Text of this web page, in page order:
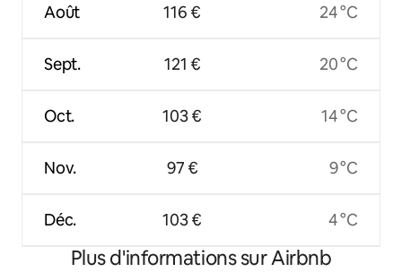
Août
Sept.
Oct.
Nov.
Déc.
116 €
121 €
103 €
97 €
103 €
24 °C
20 °C
14 °C
9 °C
4 °C
Plus d'informations sur Airbnb